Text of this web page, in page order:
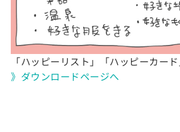
「ハッピーリスト」「ハッピーカード
》ダウンロードページへ